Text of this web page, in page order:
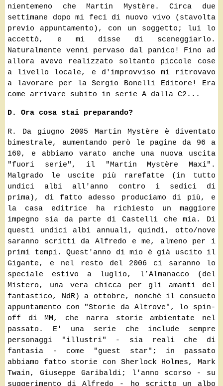
nientemeno che Martin Mystère. Circa due
settimane dopo mi feci di nuovo vivo (stavolta
previo appuntamento), con un soggetto; lui lo
accettò, e mi disse di sceneggiarlo.
Naturalmente venni pervaso dal panico! Fino ad
allora avevo realizzato soltanto piccole cose
a livello locale, e d'improvviso mi ritrovavo
a lavorare per la Sergio Bonelli Editore! Era
come arrivare subito in serie A dalla C2...
D. Ora cosa stai preparando?
R. Da giugno 2005 Martin Mystère è diventato
bimestrale, aumentando però le pagine da 96 a
160, e abbiamo varato anche una nuova uscita
"fuori serie", il "Martin Mystère Maxi".
Malgrado le uscite più rarefatte (in tutto
undici albi all'anno contro i sedici di
prima), di fatto adesso produciamo di più, e
la casa editrice ha richiesto un maggiore
impegno sia da parte di Castelli che mia. Di
questi undici albi annuali, quindi, otto/nove
saranno scritti da Alfredo e me, almeno per i
primi tempi. Quest'anno di mio è già uscito il
Gigante, e nel resto del 2006 ci saranno lo
speciale estivo a luglio, l’Almanacco (del
Mistero, una vera chicca per gli amanti del
fantastico, NdR) a ottobre, nonchè il consueto
appuntamento con "Storie da Altrove", lo spin-
off di MM, che narra storie ambientate nel
passato. E' una serie che include sempre
personaggi "illustri" - sia reali che di
fantasia - come "guest star"; in passato
abbiamo fatto storie con Sherlock Holmes, Mark
Twain, Giuseppe Garibaldi; l'anno scorso - su
suggerimento di Alfredo - ho scritto un albo